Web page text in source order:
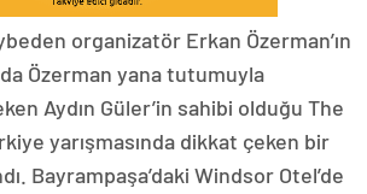
organizatör Erkan Özerman’ın
Özerman yana tutumuyla
Aydın Güler’in sahibi olduğu The
yarışmasında dikkat çeken bir
Bayrampaşa’daki Windsor Otel’de